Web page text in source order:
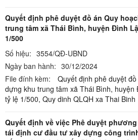
Quyết định phê duyệt đồ án Quy
trung tâm xã Thái Bình, huyện Đình
1/500
Số hiệu: 3554/QĐ-UBND
Ngày ban hành: 30/12/2024
File đính kèm:
Quyết định phê duyệt
dựng khu trung tâm xã Thái Bình,
tỷ lệ 1/500, Quy dinh QLQH xa Thai Binh
Quyết định về việc Phê duyệt
tái định cư đầu tư xây dựng công